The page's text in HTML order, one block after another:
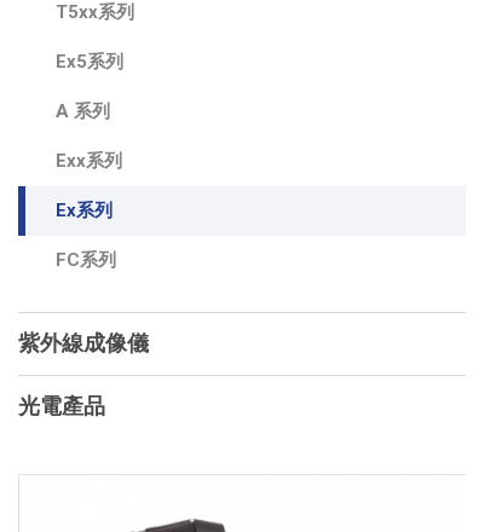
T5xx系列
Ex5系列
A 系列
Exx系列
Ex系列
FC系列
紫外線成像儀
光電產品